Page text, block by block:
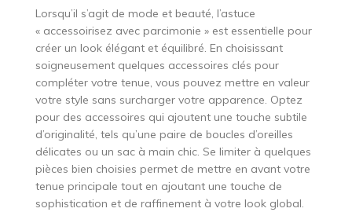
Lorsqu’il s’agit de mode et beauté, l’astuce
« accessoirisez avec parcimonie » est essentielle pour
créer un look élégant et équilibré. En choisissant
soigneusement quelques accessoires clés pour
compléter votre tenue, vous pouvez mettre en valeur
votre style sans surcharger votre apparence. Optez
pour des accessoires qui ajoutent une touche subtile
d’originalité, tels qu’une paire de boucles d’oreilles
délicates ou un sac à main chic. Se limiter à quelques
pièces bien choisies permet de mettre en avant votre
tenue principale tout en ajoutant une touche de
sophistication et de raffinement à votre look global.